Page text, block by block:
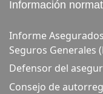
Información
Informe
Seguros Generales
Defensor del
Consejo de